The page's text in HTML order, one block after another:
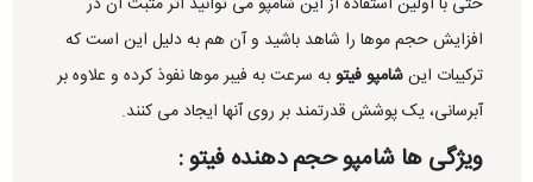
افزایش حجم موها را شاهد باشید و آن هم به دلیل این است که
ترکیبات اینشامپو فیتوبه سرعت به فیبر موها نفوذ کرده و علاوه بر
آبرسانی، یک پوشش قدرتمند بر روی آنها ایجاد می کنند.
ویژگی ها شامپو حجم دهنده فیتو :